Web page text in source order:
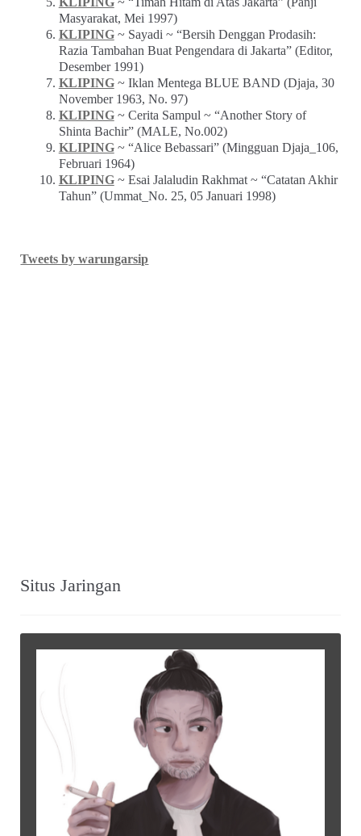
Masyarakat, Mei 1997)
KLIPING~ Sayadi ~ “Bersih Denggan Prodasih:
Razia Tambahan Buat Pengendara di Jakarta” (Editor,
Desember 1991)
KLIPING~ Iklan Mentega BLUE BAND (Djaja, 30
November 1963, No. 97)
KLIPING~ Cerita Sampul ~ “Another Story of
Shinta Bachir” (MALE, No.002)
KLIPING~ “Alice Bebassari” (Mingguan Djaja_106,
Februari 1964)
KLIPING~ Esai Jalaludin Rakhmat ~ “Catatan Akhir
Tahun” (Ummat_No. 25, 05 Januari 1998)
Tweets by warungarsip
Situs Jaringan